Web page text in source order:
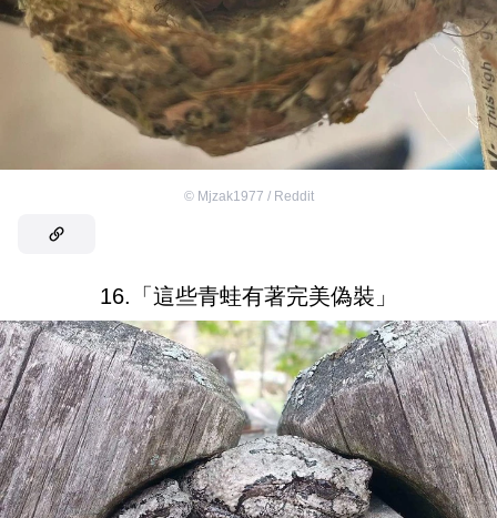
© Mjzak1977 / Reddit
16.「這些青蛙有著完美偽裝」